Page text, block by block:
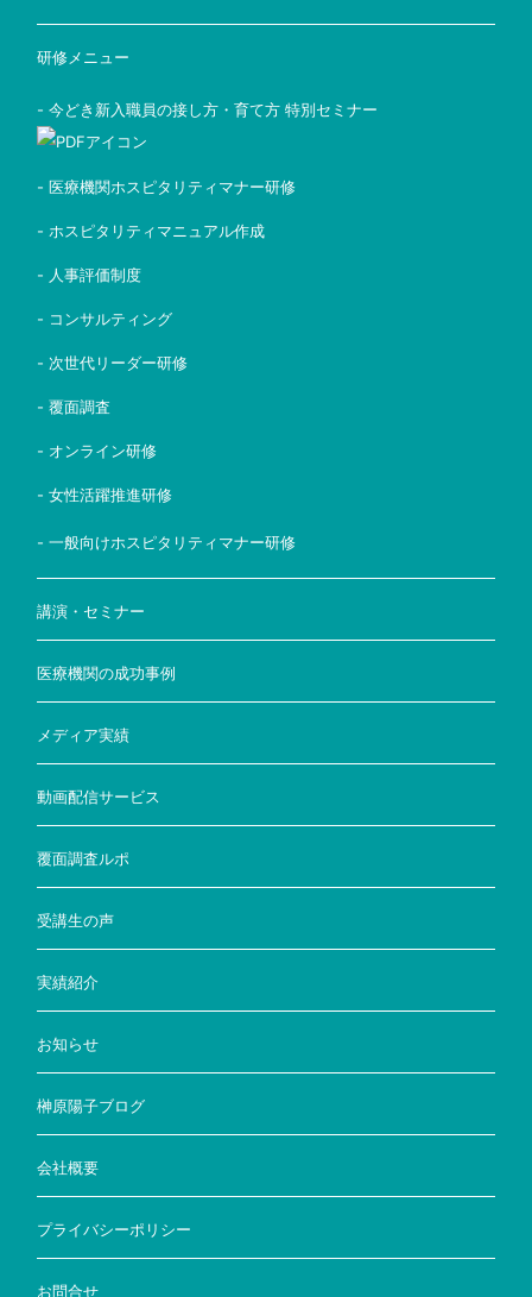
研修メニュー
- 今どき新入職員の接し方・育て方 特別セミナー
- 医療機関ホスピタリティマナー研修
- ホスピタリティマニュアル作成
- 人事評価制度
- コンサルティング
- 次世代リーダー研修
- 覆面調査
- オンライン研修
- 女性活躍推進研修
- 一般向けホスピタリティマナー研修
講演・セミナー
医療機関の成功事例
メディア実績
動画配信サービス
覆面調査ルポ
受講生の声
実績紹介
お知らせ
榊原陽子ブログ
会社概要
プライバシーポリシー
お問合せ